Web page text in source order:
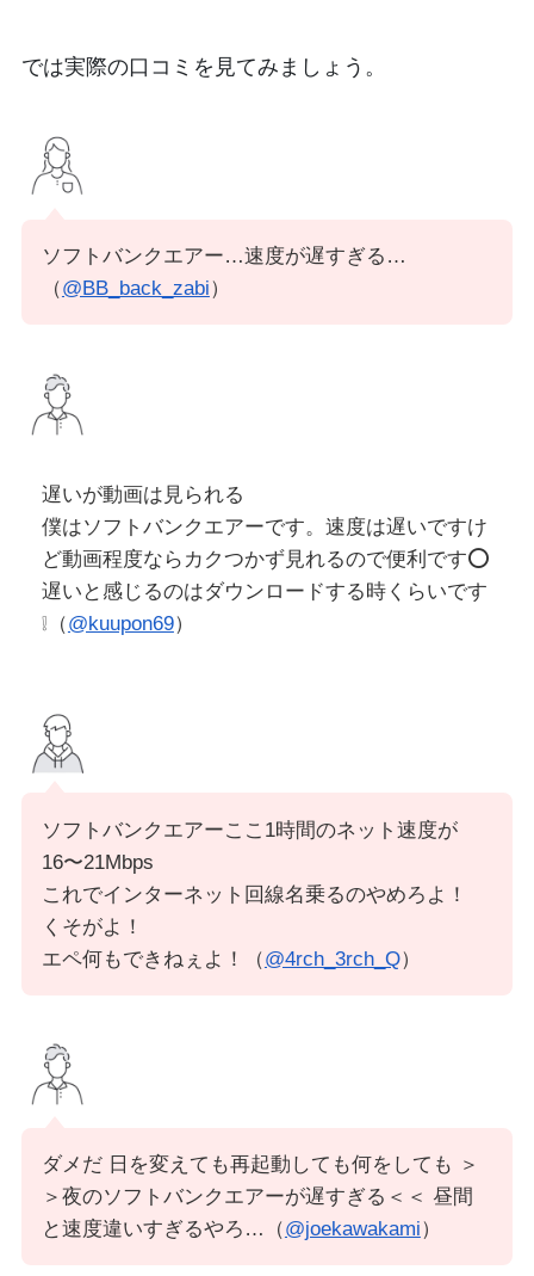
では実際の口コミを見てみましょう。
ソフトバンクエアー…速度が遅すぎる…
（@BB_back_zabi）
遅いが動画は見られる
僕はソフトバンクエアーです。速度は遅いですけ
ど動画程度ならカクつかず見れるので便利です⭕️
遅いと感じるのはダウンロードする時くらいです
❕（@kuupon69）
ソフトバンクエアーここ1時間のネット速度が
16〜21Mbps
これでインターネット回線名乗るのやめろよ！
くそがよ！
エペ何もできねぇよ！（@4rch_3rch_Q）
ダメだ 日を変えても再起動しても何をしても ＞
＞夜のソフトバンクエアーが遅すぎる＜＜ 昼間
と速度違いすぎるやろ…（@joekawakami）